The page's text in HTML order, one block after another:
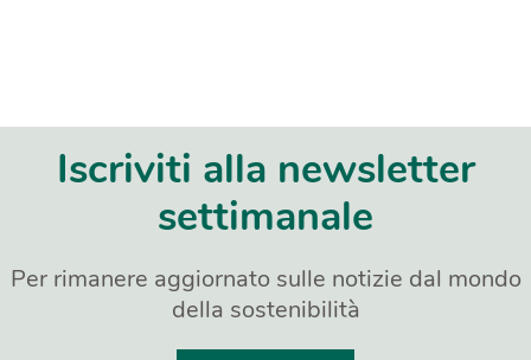
Iscriviti alla newsletter
settimanale
Per rimanere aggiornato sulle notizie dal mondo
della sostenibilità